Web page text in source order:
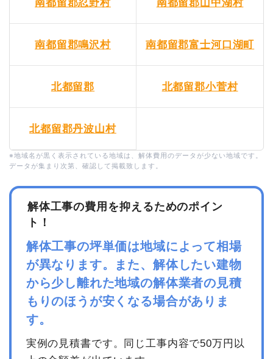
南都留郡鳴沢村 南都留郡富士河口湖町
北都留郡 北都留郡小菅村
北都留郡丹波山村
※地域名が黒く表示されている地域は、解体費用のデータが少ない地域です。
データが集まり次第、確認して掲載致します。
解体工事の費用を抑えるためのポイン
ト！
解体工事の坪単価は地域によって相場
が異なります。また、解体したい建物
から少し離れた地域の解体業者の見積
もりのほうが安くなる場合がありま
す。
実例の見積書です。同じ工事内容で50万円以